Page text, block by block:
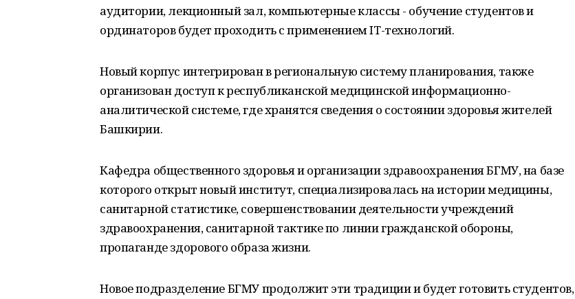
аудитории, лекционный зал, компьютерные классы - обучение студентов и
ординаторов будет проходить с применением IT-технологий.
Новый корпус интегрирован в региональную систему планирования, также
организован доступ к республиканской медицинской информационно-
аналитической системе, где хранятся сведения о состоянии здоровья жителей
Башкирии.
Кафедра общественного здоровья и организации здравоохранения БГМУ, на базе
которого открыт новый институт, специализировалась на истории медицины,
санитарной статистике, совершенствовании деятельности учреждений
здравоохранения, санитарной тактике по линии гражданской обороны,
пропаганде здорового образа жизни.
Новое подразделение БГМУ продолжит эти традиции и будет готовить студентов,